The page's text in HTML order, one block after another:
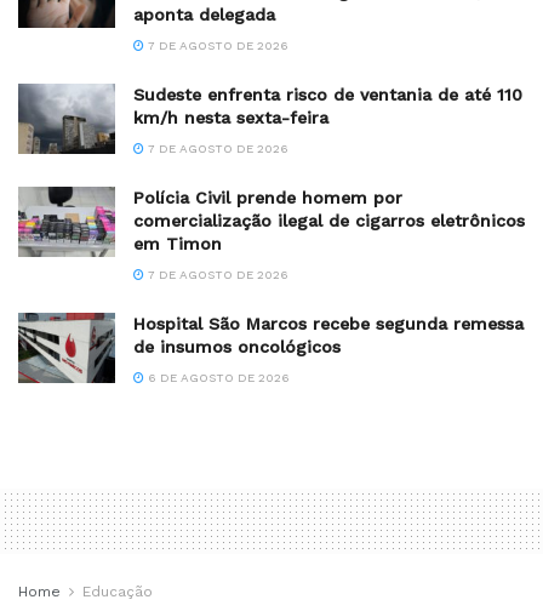
aponta delegada
7 DE AGOSTO DE 2026
Sudeste enfrenta risco de ventania de até 110
km/h nesta sexta-feira
7 DE AGOSTO DE 2026
Polícia Civil prende homem por
comercialização ilegal de cigarros eletrônicos
em Timon
7 DE AGOSTO DE 2026
Hospital São Marcos recebe segunda remessa
de insumos oncológicos
6 DE AGOSTO DE 2026
Home Educação